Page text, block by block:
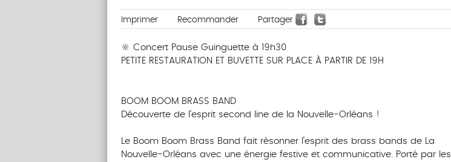
Imprimer Recommander Partager
🔆 Concert Pause Guinguette à 19h30
PETITE RESTAURATION ET BUVETTE SUR PLACE À PARTIR DE 19H
BOOM BOOM BRASS BAND
Découverte de l’esprit second line de la Nouvelle-Orléans !
Le Boom Boom Brass Band fait résonner l’esprit des brass bands de La
Nouvelle-Orléans avec une énergie festive et communicative. Porté par les